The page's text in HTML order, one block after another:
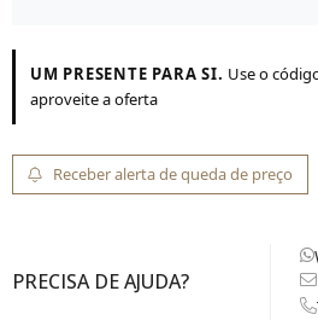
UM PRESENTE PARA SI. Use o
aproveite a oferta
Receber alerta de queda de preço
PRECISA DE AJUDA?